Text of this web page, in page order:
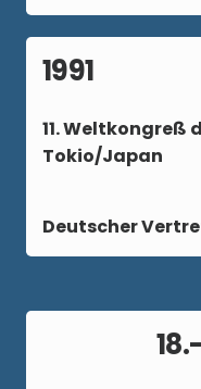
1991
11. Weltkongreß
Tokio/Japan
Deutscher